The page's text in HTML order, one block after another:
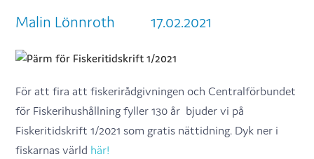
Malin Lönnroth 17.02.2021
För att fira att fiskerirådgivningen och Centralförbundet
för Fiskerihushållning fyller 130 år bjuder vi på
Fiskeritidskrift 1/2021 som gratis nättidning. Dyk ner i
fiskarnas värld här!